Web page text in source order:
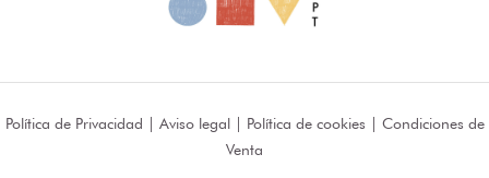
Política de Privacidad | Aviso legal| Política de cookies | Condiciones de
Venta